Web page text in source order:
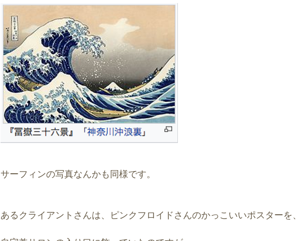
サーフィンの写真なんかも同様です。
あるクライアントさんは、ピンクフロイドさんのかっこいいポスターを、